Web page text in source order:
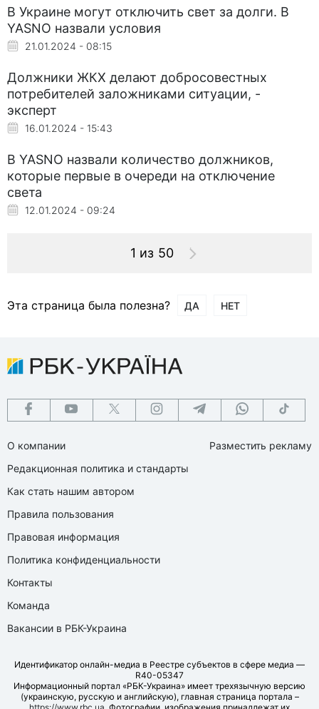
В Украине могут отключить свет за долги. В
YASNO назвали условия
21.01.2024 - 08:15
Должники ЖКХ делают добросовестных
потребителей заложниками ситуации, -
эксперт
16.01.2024 - 15:43
В YASNO назвали количество должников,
которые первые в очереди на отключение
света
12.01.2024 - 09:24
1 из 50
Эта страница была полезна? ДА НЕТ
О компании
Редакционная политика и стандарты
Как стать нашим автором
Правила пользования
Правовая информация
Политика конфиденциальности
Контакты
Команда
Вакансии в РБК-Украина
Разместить рекламу
Идентификатор онлайн-медиа в Реестре субъектов в сфере медиа —
R40-05347
Информационный портал «РБК-Украина» имеет трехязычную версию
(украинскую, русскую и английскую), главная страница портала –